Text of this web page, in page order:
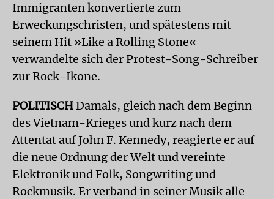
Immigranten konvertierte zum
Erweckungschristen, und spätestens mit
seinem Hit »Like a Rolling Stone«
verwandelte sich der Protest-Song-Schreiber
zur Rock-Ikone.
POLITISCHDamals, gleich nach dem Beginn
des Vietnam-Krieges und kurz nach dem
Attentat auf John F. Kennedy, reagierte er auf
die neue Ordnung der Welt und vereinte
Elektronik und Folk, Songwriting und
Rockmusik. Er verband in seiner Musik alle